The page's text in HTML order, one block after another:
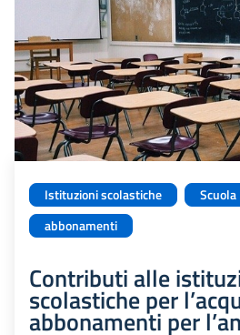
Istituzioni scolastiche
Scuola
abbonamenti
Contributi alle
scolastiche per
abbonamenti per